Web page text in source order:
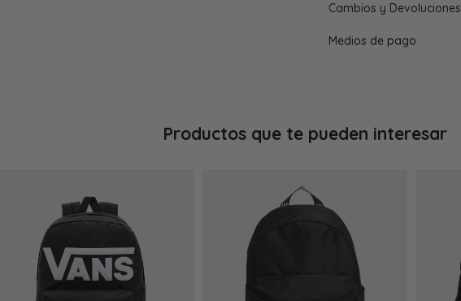
Cambios y Devoluciones
Medios de pago
Productos que te pueden interesar